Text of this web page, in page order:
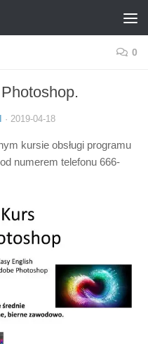
0
· 2019-04-18
kursie obsługi programu
numerem telefonu 666-